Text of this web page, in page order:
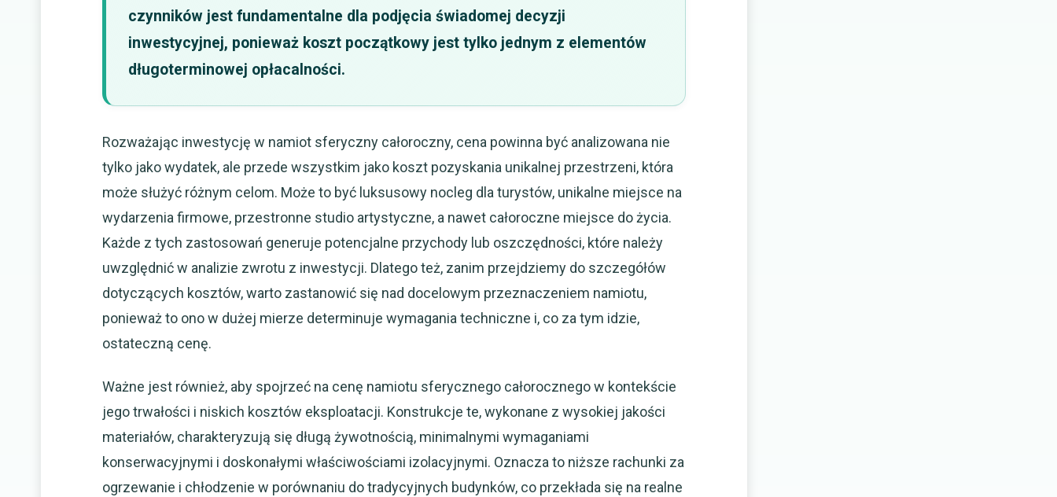
czynników jest fundamentalne dla podjęcia świadomej decyzji
inwestycyjnej, ponieważ koszt początkowy jest tylko jednym z elementów
długoterminowej opłacalności.
Rozważając inwestycję w namiot sferyczny całoroczny, cena powinna być analizowana nie
tylko jako wydatek, ale przede wszystkim jako koszt pozyskania unikalnej przestrzeni, która
może służyć różnym celom. Może to być luksusowy nocleg dla turystów, unikalne miejsce na
wydarzenia firmowe, przestronne studio artystyczne, a nawet całoroczne miejsce do życia.
Każde z tych zastosowań generuje potencjalne przychody lub oszczędności, które należy
uwzględnić w analizie zwrotu z inwestycji. Dlatego też, zanim przejdziemy do szczegółów
dotyczących kosztów, warto zastanowić się nad docelowym przeznaczeniem namiotu,
ponieważ to ono w dużej mierze determinuje wymagania techniczne i, co za tym idzie,
ostateczną cenę.
Ważne jest również, aby spojrzeć na cenę namiotu sferycznego całorocznego w kontekście
jego trwałości i niskich kosztów eksploatacji. Konstrukcje te, wykonane z wysokiej jakości
materiałów, charakteryzują się długą żywotnością, minimalnymi wymaganiami
konserwacyjnymi i doskonałymi właściwościami izolacyjnymi. Oznacza to niższe rachunki za
ogrzewanie i chłodzenie w porównaniu do tradycyjnych budynków, co przekłada się na realne